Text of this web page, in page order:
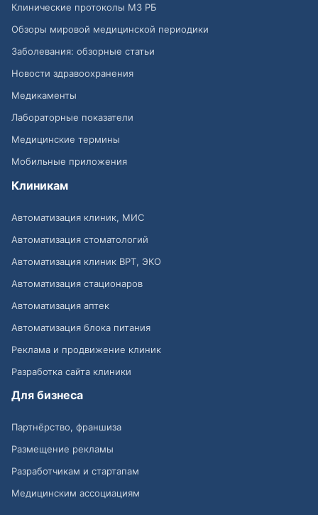
Клинические протоколы МЗ РБ
Обзоры мировой медицинской периодики
Заболевания: обзорные статьи
Новости здравоохранения
Медикаменты
Лабораторные показатели
Медицинские термины
Мобильные приложения
Клиникам
Автоматизация клиник, МИС
Автоматизация стоматологий
Автоматизация клиник ВРТ, ЭКО
Автоматизация стационаров
Автоматизация аптек
Автоматизация блока питания
Реклама и продвижение клиник
Разработка сайта клиники
Для бизнеса
Партнёрство, франшиза
Размещение рекламы
Разработчикам и стартапам
Медицинским ассоциациям